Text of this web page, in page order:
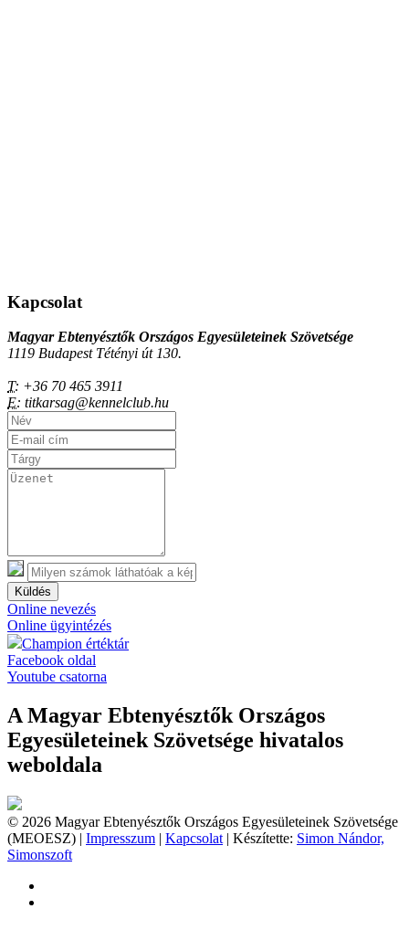
Kapcsolat
Magyar Ebtenyésztők Országos Egyesületeinek Szövetsége
1119 Budapest Tétényi út 130.
T: +36 70 465 3911
E: titkarsag@kennelclub.hu
Küldés
Online nevezés
Online ügyintézés
Champion értéktár
Facebook oldal
Youtube csatorna
A Magyar Ebtenyésztők Országos
Egyesületeinek Szövetsége hivatalos
weboldala
© 2026 Magyar Ebtenyésztők Országos Egyesületeinek Szövetsége
(MEOESZ) | Impresszum | Kapcsolat | Készítette: Simon Nándor,
Simonszoft